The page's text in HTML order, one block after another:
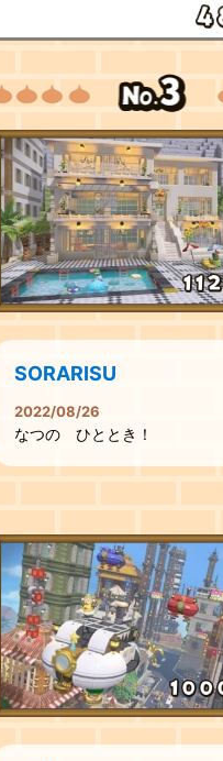
SORARISU
2022/08/26
なつの ひととき！